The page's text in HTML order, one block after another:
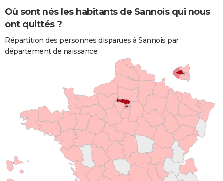
Où sont nés les habitants de Sannois qui nous
ont quittés ?
Répartition des personnes disparues à Sannois par
département de naissance.